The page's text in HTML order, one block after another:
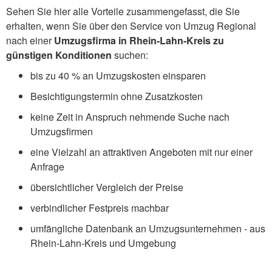
Sehen Sie hier alle Vorteile zusammengefasst, die Sie
erhalten, wenn Sie über den Service von Umzug Regional
nach einerUmzugsfirma in Rhein-Lahn-Kreis zu
günstigen Konditionen suchen:
bis zu 40 % an Umzugskosten einsparen
Besichtigungstermin ohne Zusatzkosten
keine Zeit in Anspruch nehmende Suche nach
Umzugsfirmen
eine Vielzahl an attraktiven Angeboten mit nur einer
Anfrage
übersichtlicher Vergleich der Preise
verbindlicher Festpreis machbar
umfängliche Datenbank an Umzugsunternehmen - aus
Rhein-Lahn-Kreis und Umgebung